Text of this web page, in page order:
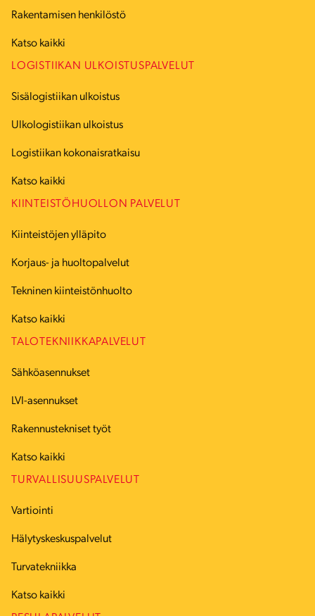
Rakentamisen henkilöstö
Katso kaikki
LOGISTIIKAN ULKOISTUSPALVELUT
Sisälogistiikan ulkoistus
Ulkologistiikan ulkoistus
Logistiikan kokonaisratkaisu
Katso kaikki
KIINTEISTÖHUOLLON PALVELUT
Kiinteistöjen ylläpito
Korjaus- ja huoltopalvelut
Tekninen kiinteistönhuolto
Katso kaikki
TALOTEKNIIKKAPALVELUT
Sähköasennukset
LVI-asennukset
Rakennustekniset työt
Katso kaikki
TURVALLISUUSPALVELUT
Vartiointi
Hälytyskeskuspalvelut
Turvatekniikka
Katso kaikki